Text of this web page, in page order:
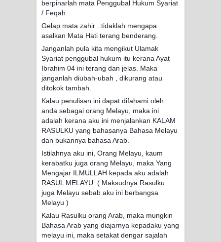
TURUT MENJADI KUAT
TASAWUF: BUKAN AJARAN PELIK,
TETAPI JALAN MEMBERSIHKAN
HATI
"Kotoran Yang Paling Bahaya Bukan
Pada Pakaian, Tetapi Pada Qalbi"
Secara Biologis Manusia itu Sama,
Dengan Tingkat Kesadaran yang
WAHDATUL WUJUD, WAHDATU
berpinarlah mata Penggubal Hukum Syariat
/ Feqah.
Gelap mata zahir ..tidaklah mengapa
asalkan Mata Hati terang benderang.
Janganlah pula kita mengikut Ulamak
Syariat penggubal hukum itu kerana Ayat
Ibrahim 04 ini terang dan jelas. Maka
janganlah diubah-ubah , dikurang atau
ditokok tambah.
Kalau penulisan ini dapat difahami oleh
anda sebagai orang Melayu, maka ini
adalah kerana aku ini menjalankan KALAM
RASULKU yang bahasanya Bahasa Melayu
dan bukannya bahasa Arab.
Istilahnya aku ini, Orang Melayu, kaum
kerabatku juga orang Melayu, maka Yang
Mengajar ILMULLAH kepada aku adalah
RASUL MELAYU. ( Maksudnya Rasulku
juga Melayu sebab aku ini berbangsa
Melayu )
Kalau Rasulku orang Arab, maka mungkin
Bahasa Arab yang diajarnya kepadaku yang
melayu ini, maka setakat dengar sajalah